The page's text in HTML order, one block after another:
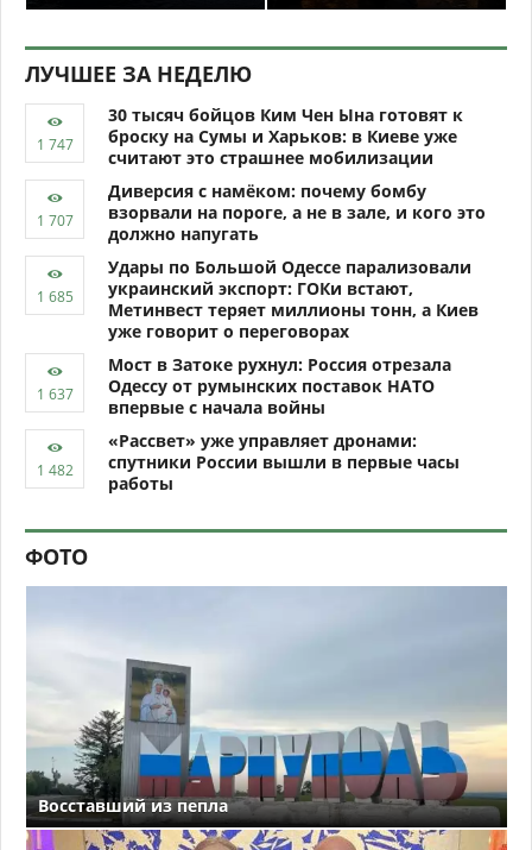
ЛУЧШЕЕ ЗА НЕДЕЛЮ
30 тысяч бойцов Ким Чен Ына готовят к
броску на Сумы и Харьков: в Киеве уже
считают это страшнее мобилизации
Диверсия с намёком: почему бомбу
взорвали на пороге, а не в зале, и кого это
должно напугать
Удары по Большой Одессе парализовали
украинский экспорт: ГОКи встают,
Метинвест теряет миллионы тонн, а Киев
уже говорит о переговорах
Мост в Затоке рухнул: Россия отрезала
Одессу от румынских поставок НАТО
впервые с начала войны
«Рассвет» уже управляет дронами:
спутники России вышли в первые часы
работы
ФОТО
Восставший из пепла